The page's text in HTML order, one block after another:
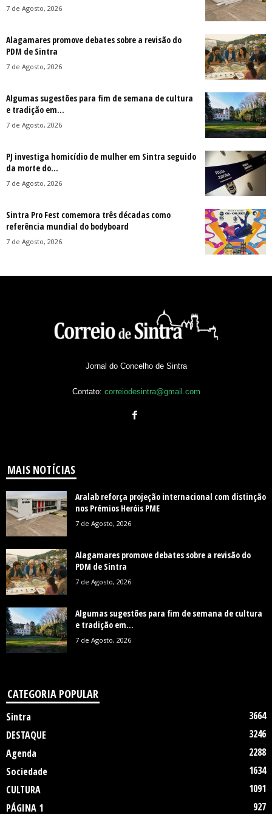
7 de Agosto, 2026
Alagamares promove debates sobre a revisão do
PDM de Sintra
7 de Agosto, 2026
Algumas sugestões para fim de semana de cultura
e tradição em...
7 de Agosto, 2026
PJ investiga homicídio de mulher em Sintra seguido
da morte do...
7 de Agosto, 2026
Sintra Pro Fest comemora três décadas como
referência mundial do bodyboard
7 de Agosto, 2026
Jornal do Concelho de Sintra
Contato: correiodesintra@gmail.com
MAIS NOTÍCIAS
Aralab reforça projeção internacional com distinção
nos Prémios Heróis PME
7 de Agosto, 2026
Alagamares promove debates sobre a revisão do
PDM de Sintra
7 de Agosto, 2026
Algumas sugestões para fim de semana de cultura
e tradição em...
7 de Agosto, 2026
CATEGORIA POPULAR
Sintra
3664
DESTAQUE
3246
Agenda
2288
Sociedade
1634
CULTURA
1091
PÁGINA 1
927